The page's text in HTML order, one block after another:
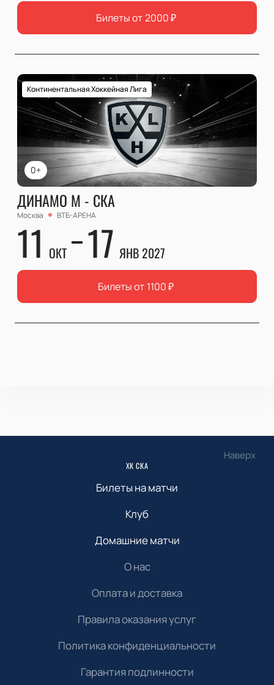
Билеты от 2000₽
0+
Континентальная Хоккейная Лига
ДИНАМО М - СКА
Москва ВТБ-АРЕНА
11 ОКТ 17 ЯНВ 2027
Билеты от 1100₽
Наверх
ХК СКА
Билеты на матчи
Клуб
Домашние матчи
О нас
Оплата и доставка
Правила оказания услуг
Политика конфиденциальности
Гарантия подлинности